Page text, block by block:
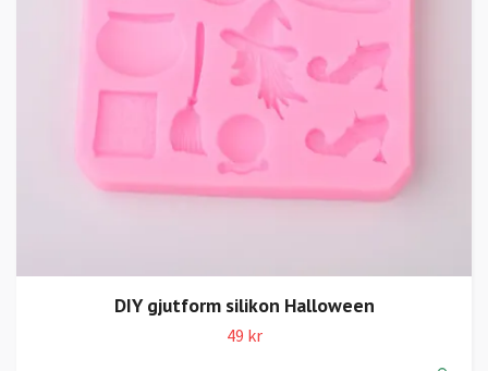
DIY gjutform silikon Halloween
49 kr